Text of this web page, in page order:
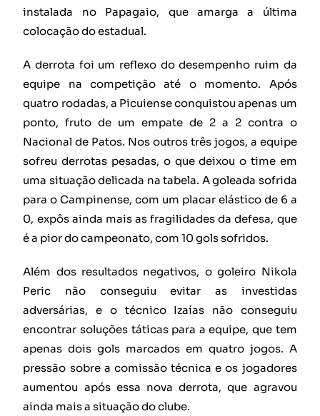
instalada no Papagaio, que amarga a última
colocação do estadual.
A derrota foi um reflexo do desempenho ruim da
equipe na competição até o momento. Após
quatro rodadas, a Picuiense conquistou apenas um
ponto, fruto de um empate de 2 a 2 contra o
Nacional de Patos. Nos outros três jogos, a equipe
sofreu derrotas pesadas, o que deixou o time em
uma situação delicada na tabela. A goleada sofrida
para o Campinense, com um placar elástico de 6 a
0, expôs ainda mais as fragilidades da defesa, que
é a pior do campeonato, com 10 gols sofridos.
Além dos resultados negativos, o goleiro Nikola
Peric não conseguiu evitar as investidas
adversárias, e o técnico Izaías não conseguiu
encontrar soluções táticas para a equipe, que tem
apenas dois gols marcados em quatro jogos. A
pressão sobre a comissão técnica e os jogadores
aumentou após essa nova derrota, que agravou
ainda mais a situação do clube.